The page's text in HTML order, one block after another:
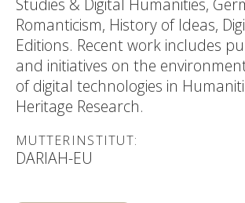
Romanticism, History of Ideas,
Editions. Recent work includes
and initiatives on the
of digital technologies in
Heritage Research.
MUTTERINSTITUT:
DARIAH-EU